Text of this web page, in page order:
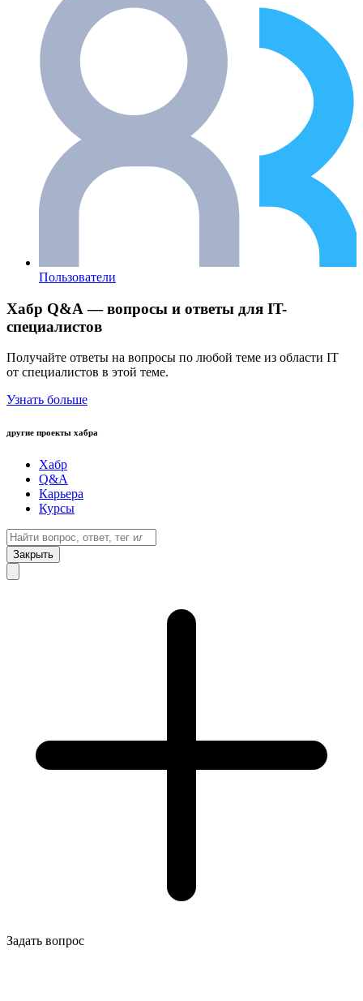
Пользователи
Хабр Q&A — вопросы и ответы для IT-
специалистов
Получайте ответы на вопросы по любой теме из области IT
от специалистов в этой теме.
Узнать больше
другие проекты хабра
Хабр
Q&A
Карьера
Курсы
Закрыть
Задать вопрос